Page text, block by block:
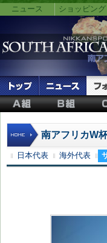
ニュース ショッピング
南アフリカW
日本代表 海外代表